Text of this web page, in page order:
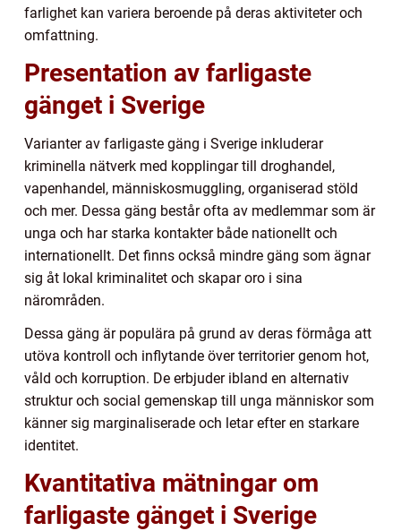
farlighet kan variera beroende på deras aktiviteter och
omfattning.
Presentation av farligaste
gänget i Sverige
Varianter av farligaste gäng i Sverige inkluderar
kriminella nätverk med kopplingar till droghandel,
vapenhandel, människosmuggling, organiserad stöld
och mer. Dessa gäng består ofta av medlemmar som är
unga och har starka kontakter både nationellt och
internationellt. Det finns också mindre gäng som ägnar
sig åt lokal kriminalitet och skapar oro i sina
närområden.
Dessa gäng är populära på grund av deras förmåga att
utöva kontroll och inflytande över territorier genom hot,
våld och korruption. De erbjuder ibland en alternativ
struktur och social gemenskap till unga människor som
känner sig marginaliserade och letar efter en starkare
identitet.
Kvantitativa mätningar om
farligaste gänget i Sverige